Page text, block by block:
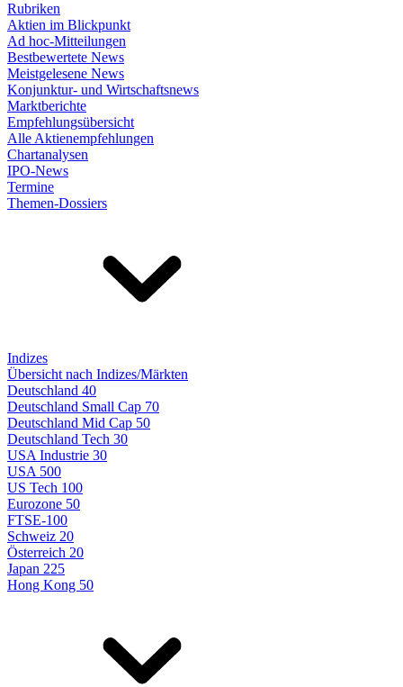
Rubriken
Aktien im Blickpunkt
Ad hoc-Mitteilungen
Bestbewertete News
Meistgelesene News
Konjunktur- und Wirtschaftsnews
Marktberichte
Empfehlungsübersicht
Alle Aktienempfehlungen
Chartanalysen
IPO-News
Termine
Themen-Dossiers
Indizes
Übersicht nach Indizes/Märkten
Deutschland 40
Deutschland Small Cap 70
Deutschland Mid Cap 50
Deutschland Tech 30
USA Industrie 30
USA 500
US Tech 100
Eurozone 50
FTSE-100
Schweiz 20
Österreich 20
Japan 225
Hong Kong 50